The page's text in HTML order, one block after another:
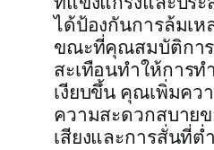
ได้ป้องกันการล้มเห
ขณะที่คุณสมบัติกา
สะเทือนทำให้การท
เงียบขึ้น คุณเพิ่มคว
ความสะดวกสบาย
เสียงและการสั่นที่ต่